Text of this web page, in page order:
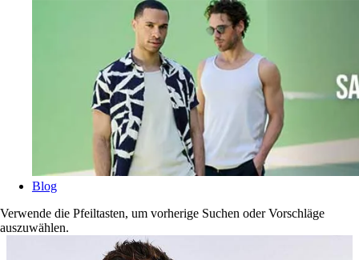
Blog
Verwende die Pfeiltasten, um vorherige Suchen oder Vorschläge
auszuwählen.